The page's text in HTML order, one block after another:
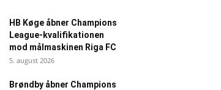
HB Køge åbner Champions
League-kvalifikationen
mod målmaskinen Riga FC
5. august 2026
Brøndby åbner Champions